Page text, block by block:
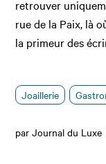
retrouver
rue de la Paix, là
la primeur des
Joaillerie
par Journal du Luxe